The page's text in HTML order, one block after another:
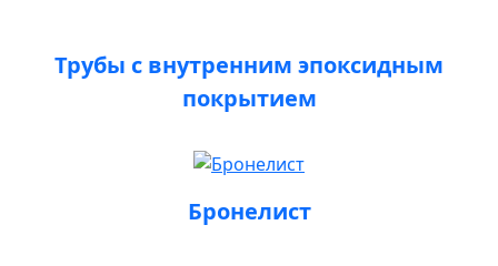
Трубы с внутренним эпоксидным
покрытием
Бронелист